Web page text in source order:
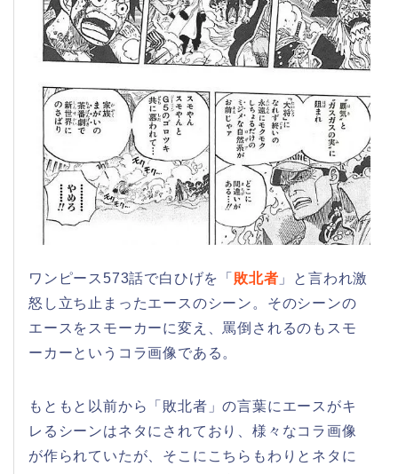
ワンピース573話で白ひげを「 敗北者 」と言われ激
怒し立ち止まったエースのシーン。そのシーンの
エースをスモーカーに変え、罵倒されるのもスモ
ーカーというコラ画像である。
もともと以前から「敗北者」の言葉にエースがキ
レるシーンはネタにされており、様々なコラ画像
が作られていたが、そこにこちらもわりとネタに